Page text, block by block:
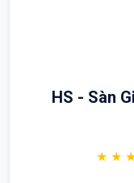
HS - Sàn
★ ★